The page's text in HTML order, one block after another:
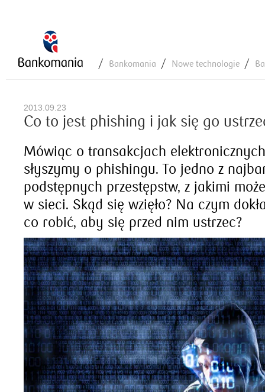
Bankomania Nowe technologie
2013.09.23
Co to jest phishing i jak się go
Mówiąc o transakcjach
słyszymy o phishingu. To jedno z
podstępnych przestępstw, z jakimi
w sieci. Skąd się wzięło? Na czym
co robić, aby się przed nim ustrzec?